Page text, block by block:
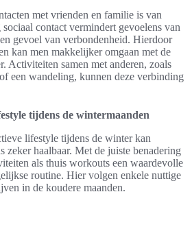
met vrienden en familie is van
contact vermindert gevoelens van
gevoel van verbondenheid. Hierdoor
kan men makkelijker omgaan met de
Activiteiten samen met anderen, zoals
een wandeling, kunnen deze verbinding
tijdens de wintermaanden
lifestyle tijdens de winter kan
zeker haalbaar. Met de juiste benadering
als thuis workouts een waardevolle
routine. Hier volgen enkele nuttige
in de koudere maanden.